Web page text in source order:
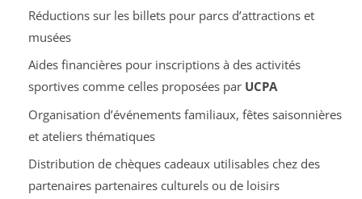
Réductions sur les billets pour parcs d’attractions et
musées
Aides financières pour inscriptions à des activités
sportives comme celles proposées par UCPA
Organisation d’événements familiaux, fêtes saisonnières
et ateliers thématiques
Distribution de chèques cadeaux utilisables chez des
partenaires partenaires culturels ou de loisirs